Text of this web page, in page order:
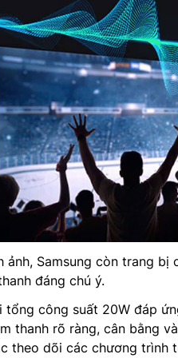
ảnh, Samsung còn trang bị
đáng chú ý.
tổng công suất 20W đáp
thanh rõ ràng, cân bằng
theo dõi các chương trình